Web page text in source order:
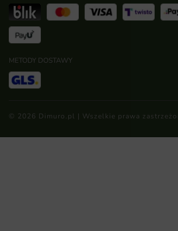
METODY DOSTAWY
© 2026 Dimuro.pl | Wszelkie prawa